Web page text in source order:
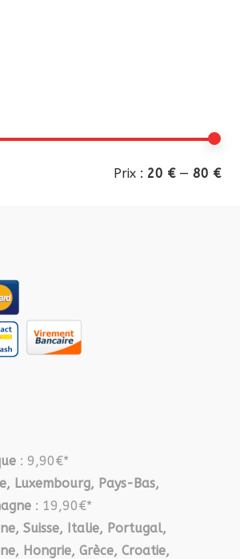
Prix : 20 €— 80 €
: 9,90€*
Luxembourg, Pays-Bas,
: 19,90€*
Suisse, Italie, Portugal,
Hongrie, Grèce, Croatie,